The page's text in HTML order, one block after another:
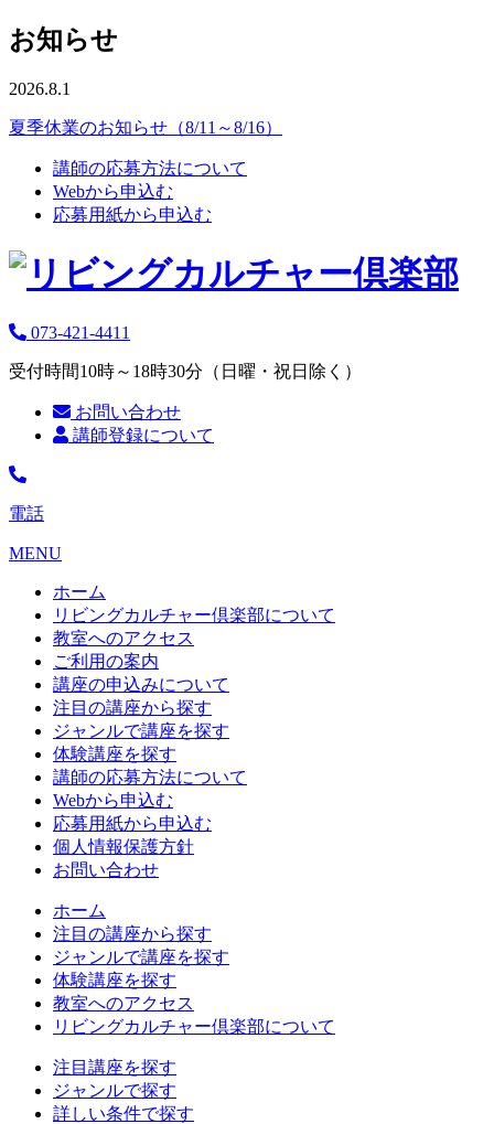
お知らせ
2026.8.1
夏季休業のお知らせ（8/11～8/16）
講師の応募方法について
Webから申込む
応募用紙から申込む
073-421-4411
受付時間10時～18時30分（日曜・祝日除く）
お問い合わせ
講師登録について
電話
MENU
ホーム
リビングカルチャー倶楽部について
教室へのアクセス
ご利用の案内
講座の申込みについて
注目の講座から探す
ジャンルで講座を探す
体験講座を探す
講師の応募方法について
Webから申込む
応募用紙から申込む
個人情報保護方針
お問い合わせ
ホーム
注目の講座から探す
ジャンルで講座を探す
体験講座を探す
教室へのアクセス
リビングカルチャー倶楽部について
注目講座を探す
ジャンルで探す
詳しい条件で探す